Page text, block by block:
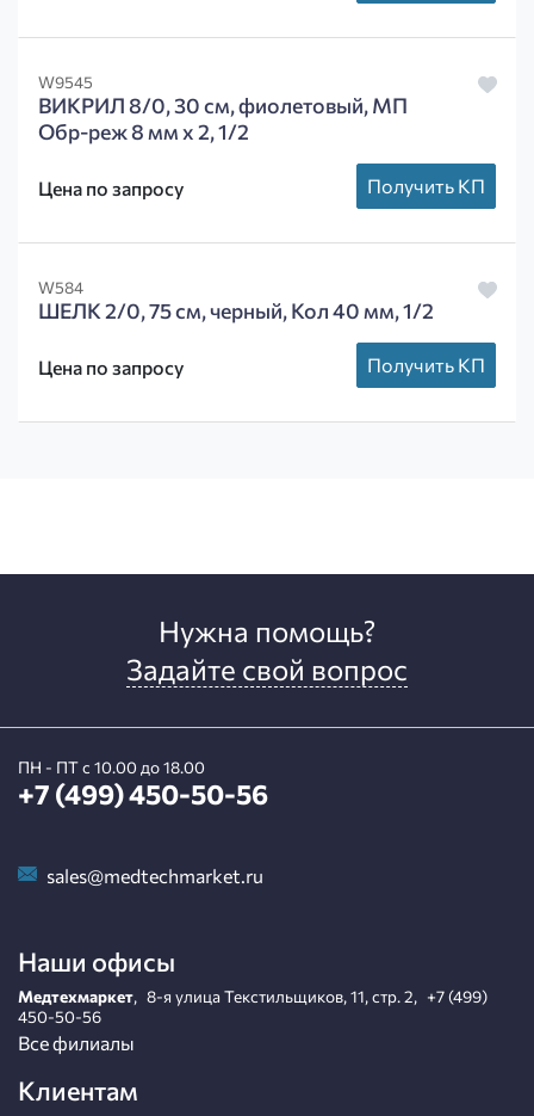
W9545
ВИКРИЛ 8/0, 30 см, фиолетовый, МП
Обр-реж 8 мм х 2, 1/2
Цена по запросу Получить КП
W584
ШЕЛК 2/0, 75 см, черный, Кол 40 мм, 1/2
Цена по запросу Получить КП
Нужна помощь?
Задайте свой вопрос
ПН - ПТ с 10.00 до 18.00
+7 (499) 450-50-56
sales@medtechmarket.ru
Наши офисы
Медтехмаркет, 8-я улица Текстильщиков, 11, стр. 2, +7 (499)
450-50-56
Все филиалы
Клиентам